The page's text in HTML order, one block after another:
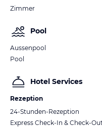
Zimmer
Pool
Aussenpool
Pool
Hotel Services
Rezeption
24-Stunden-Rezeption
Express Check-In & Check-Out